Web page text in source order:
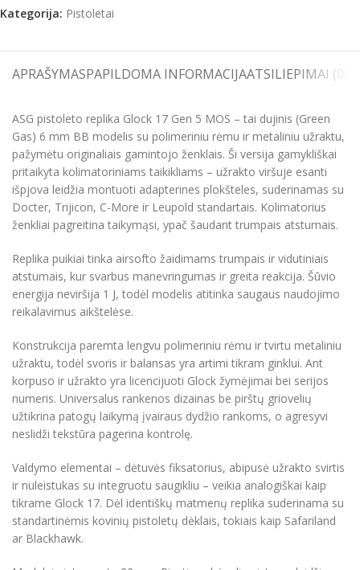
Kategorija: Pistoletai
APRAŠYMASPAPILDOMA INFORMACIJAATSILIEPIMAI (0)
ASG pistoleto replika Glock 17 Gen 5 MOS – tai dujinis (Green
Gas) 6 mm BB modelis su polimeriniu rėmu ir metaliniu užraktu,
pažymėtu originaliais gamintojo ženklais. Ši versija gamykliškai
pritaikyta kolimatoriniams taikikliams – užrakto viršuje esanti
išpjova leidžia montuoti adapterines plokšteles, suderinamas su
Docter, Trijicon, C-More ir Leupold standartais. Kolimatorius
ženkliai pagreitina taikymąsi, ypač šaudant trumpais atstumais.
Replika puikiai tinka airsofto žaidimams trumpais ir vidutiniais
atstumais, kur svarbus manevringumas ir greita reakcija. Šūvio
energija neviršija 1 J, todėl modelis atitinka saugaus naudojimo
reikalavimus aikštelėse.
Konstrukcija paremta lengvu polimeriniu rėmu ir tvirtu metaliniu
užraktu, todėl svoris ir balansas yra artimi tikram ginklui. Ant
korpuso ir užrakto yra licencijuoti Glock žymėjimai bei serijos
numeris. Universalus rankenos dizainas be pirštų griovelių
užtikrina patogų laikymą įvairaus dydžio rankoms, o agresyvi
neslidži tekstūra pagerina kontrolę.
Valdymo elementai – dėtuvės fiksatorius, abipusė užrakto svirtis
ir nuleistukas su integruotu saugikliu – veikia analogiškai kaip
tikrame Glock 17. Dėl identiškų matmenų replika suderinama su
standartinėmis kovinių pistoletų dėklais, tokiais kaip Safariland
ar Blackhawk.